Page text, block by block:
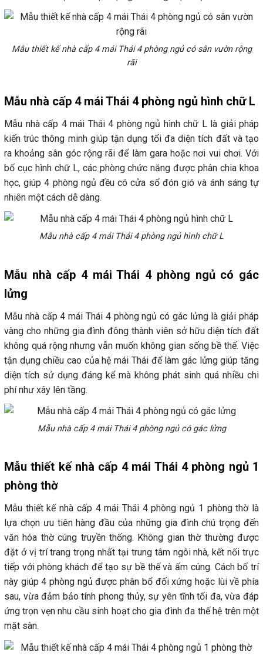
Mẫu thiết kế nhà cấp 4 mái Thái 4 phòng ngủ có sân vườn rộng
rãi
Mẫu nhà cấp 4 mái Thái 4 phòng ngủ hình chữ L
Mẫu nhà cấp 4 mái Thái 4 phòng ngủ hình chữ L là giải pháp
kiến trúc thông minh giúp tận dụng tối đa diện tích đất và tạo
ra khoảng sân góc rộng rãi để làm gara hoặc nơi vui chơi. Với
bố cục hình chữ L, các phòng chức năng được phân chia khoa
học, giúp 4 phòng ngủ đều có cửa sổ đón gió và ánh sáng tự
nhiên một cách dễ dàng.
Mẫu nhà cấp 4 mái Thái 4 phòng ngủ hình chữ L
Mẫu nhà cấp 4 mái Thái 4 phòng ngủ có gác
lửng
Mẫu nhà cấp 4 mái Thái 4 phòng ngủ có gác lửng là giải pháp
vàng cho những gia đình đông thành viên sở hữu diện tích đất
không quá rộng nhưng vẫn muốn không gian sống bề thế. Việc
tận dụng chiều cao của hệ mái Thái để làm gác lửng giúp tăng
diện tích sử dụng đáng kể mà không phát sinh quá nhiều chi
phí như xây lên tầng.
Mẫu nhà cấp 4 mái Thái 4 phòng ngủ có gác lửng
Mẫu thiết kế nhà cấp 4 mái Thái 4 phòng ngủ 1
phòng thờ
Mẫu thiết kế nhà cấp 4 mái Thái 4 phòng ngủ 1 phòng thờ là
lựa chọn ưu tiên hàng đầu của những gia đình chú trọng đến
văn hóa thờ cúng truyền thống. Không gian thờ thường được
đặt ở vị trí trang trọng nhất tại trung tâm ngôi nhà, kết nối trực
tiếp với phòng khách để tạo sự bề thế và ấm cúng. Cách bố trí
này giúp 4 phòng ngủ được phân bổ đối xứng hoặc lùi về phía
sau, vừa đảm bảo tính phong thủy, sự yên tĩnh tối đa, vừa đáp
ứng trọn vẹn nhu cầu sinh hoạt cho gia đình đa thế hệ trên một
mặt sàn.